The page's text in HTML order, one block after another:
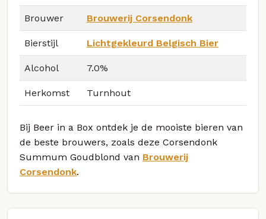
Brouwer Brouwerij Corsendonk
Bierstijl Lichtgekleurd Belgisch Bier
Alcohol 7.0%
Herkomst Turnhout
Bij Beer in a Box ontdek je de mooiste bieren van
de beste brouwers, zoals deze Corsendonk
Summum Goudblond van Brouwerij
Corsendonk.